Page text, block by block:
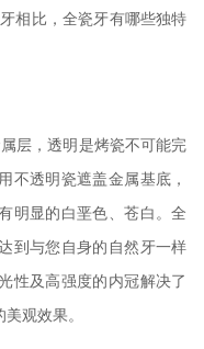
相比，全瓷牙有哪些独特
层，透明是烤瓷不可能完
不透明瓷遮盖金属基底，
明显的白垩色、苍白。全
到与您自身的自然牙一样
性及高强度的内冠解决了
观效果。